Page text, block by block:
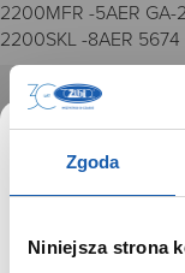
Zgoda
Niniejsza strona
2200MFR -5AER GA-
2200SKL -8AER 5674
GRUPA ZIBI
Historia
Misja, wizja i
Kariera